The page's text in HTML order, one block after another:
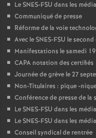
Le SNES-FSU dans les
Communiqué de presse
Réforme de la voie
Avec le SNES-FSU le
Manifestations le samedi
CAPA notation des certifiés
Journée de grève le 27
Non-Titulaires : pique -
Conférence de presse de la
Le SNES-FSU dans les
Le SNES-FSU dans les
Conseil syndical de rentrée